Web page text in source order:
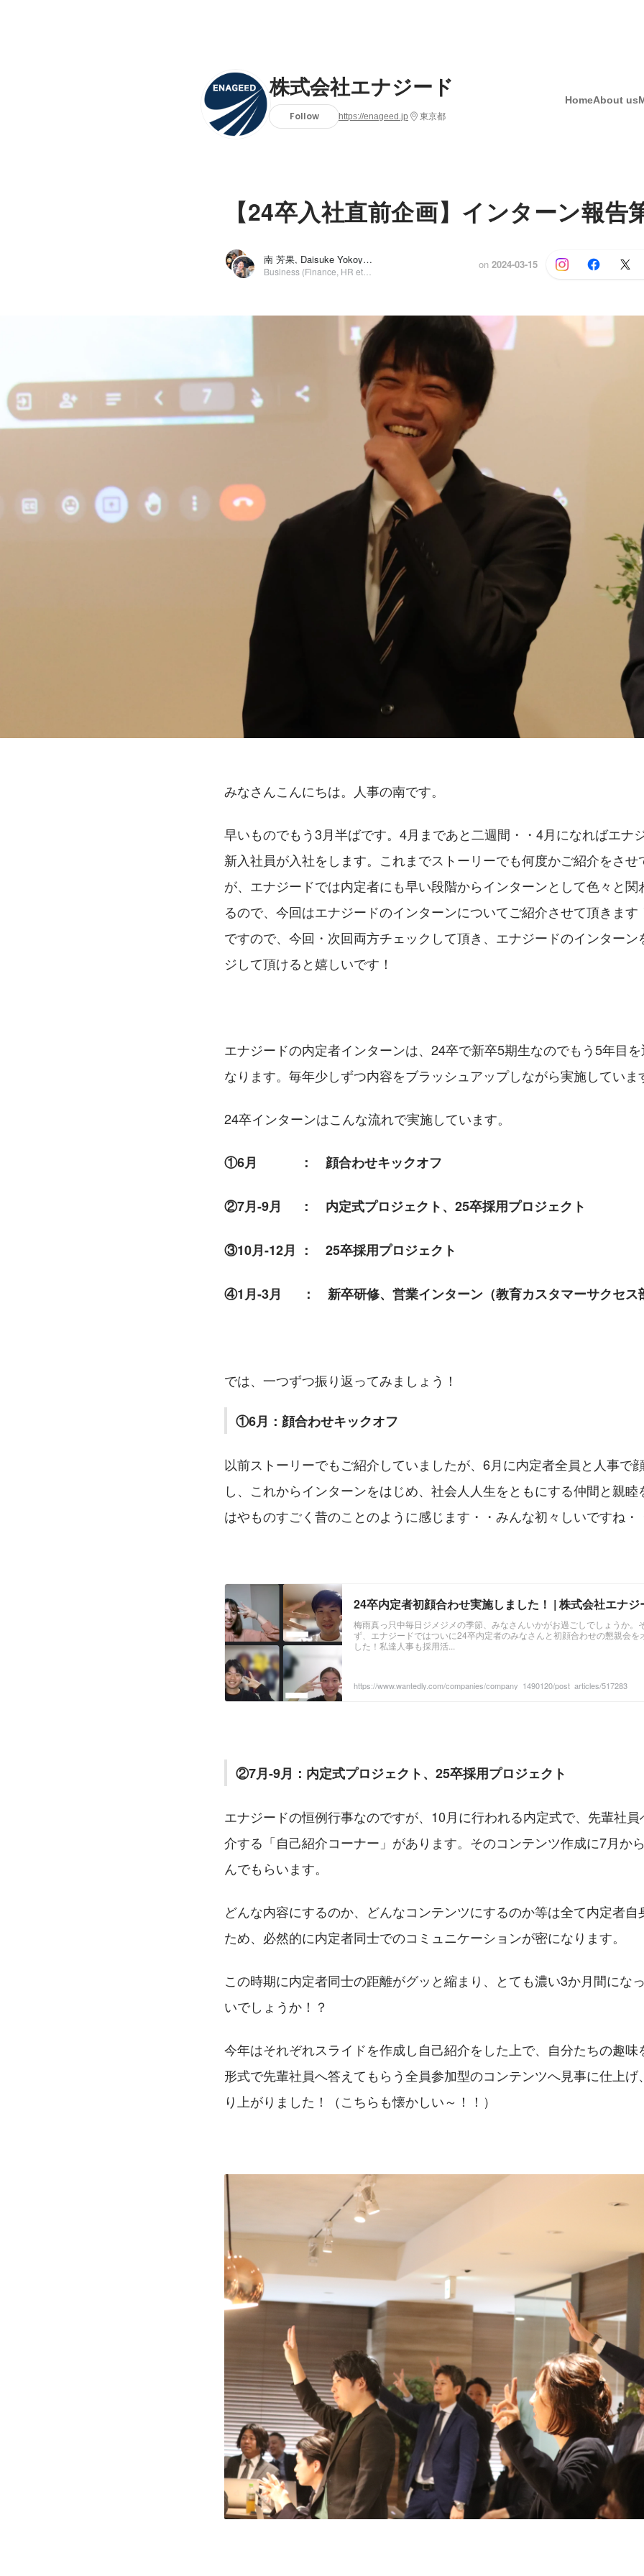
株式会社エナジード
Follow https://enageed.jp 東京都
HomeAbout us
【24卒入社直前企画】インターン報告
南 芳果, Daisuke Yokoyama on 2024-03-15
みなさんこんにちは。人事の南です。
早いものでもう3月半ばです。4月まであと二週間・・4月になればエナ
新入社員が入社をします。これまでストーリーでも何度かご紹介をさせ
が、エナジードでは内定者にも早い段階からインターンとして色々と関
るので、今回はエナジードのインターンについてご紹介させて頂きます
ですので、今回・次回両方チェックして頂き、エナジードのインターン
ジして頂けると嬉しいです！
エナジードの内定者インターンは、24卒で新卒5期生なのでもう5年目
なります。毎年少しずつ内容をブラッシュアップしながら実施していま
24卒インターンはこんな流れで実施しています。
①6月　　 　：　顔合わせキックオフ
②7月-9月     ：　内定式プロジェクト、25卒採用プロジェクト
③10月-12月 ：　25卒採用プロジェクト
④1月-3月　  ：　新卒研修、営業インターン（教育カスタマーサクセス
では、一つずつ振り返ってみましょう！
①6月：顔合わせキックオフ
以前ストーリーでもご紹介していましたが、6月に内定者全員と人事で
し、これからインターンをはじめ、社会人人生をともにする仲間と親睦
はやものすごく昔のことのように感じます・・みんな初々しいですね・
24卒内定者初顔合わせ実施しました！ | 株式会社エナジ
梅雨真っ只中毎日ジメジメの季節、みなさんいかがお過ごしでしょうか。
ず、エナジードではついに24卒内定者のみなさんと初顔合わせの懇親会を
した！私達人事も採用活...
https://www.wantedly.com/companies/company_1490120/post_articles/517283
②7月-9月：内定式プロジェクト、25卒採用プロジェクト
エナジードの恒例行事なのですが、10月に行われる内定式で、先輩社
介する「自己紹介コーナー」があります。そのコンテンツ作成に7月か
んでもらいます。
どんな内容にするのか、どんなコンテンツにするのか等は全て内定者自
ため、必然的に内定者同士でのコミュニケーションが密になります。
この時期に内定者同士の距離がグッと縮まり、とても濃い3か月間にな
いでしょうか！？
今年はそれぞれスライドを作成し自己紹介をした上で、自分たちの趣味
形式で先輩社員へ答えてもらう全員参加型のコンテンツへ見事に仕上げ
り上がりました！（こちらも懐かしい～！！）